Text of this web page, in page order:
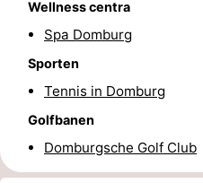
Praktisch
Route
Parkeren
Reisboekenwinkel
Wellness centra
Spa Domburg
Sporten
Tennis in Domburg
Golfbanen
Domburgsche Golf Club